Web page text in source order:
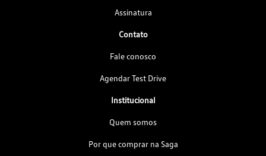
Assinatura
Contato
Fale conosco
Agendar Test Drive
Institucional
Quem somos
Por que comprar na Saga